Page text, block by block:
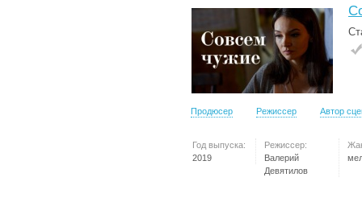
Продюсер Режиссер Автор
Год выпуска:
2019
Режиссер:
Валерий
Девятилов